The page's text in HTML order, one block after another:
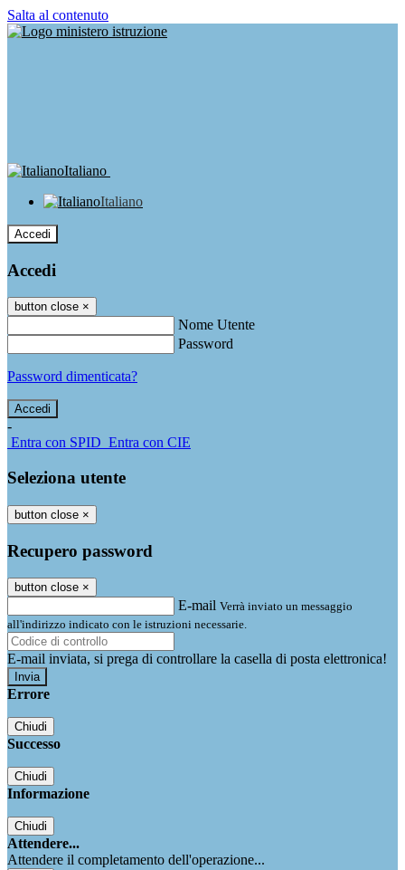
Salta al contenuto
Italiano
Italiano
Accedi
Accedi
button close ×
Nome Utente
Password
Password dimenticata?
-
Entra con SPID Entra con CIE
Seleziona utente
button close ×
Recupero password
button close ×
E-mail Verrà inviato un messaggio
all'indirizzo indicato con le istruzioni necessarie.
E-mail inviata, si prega di controllare la casella di posta elettronica!
Errore
Chiudi
Successo
Chiudi
Informazione
Chiudi
Attendere...
Attendere il completamento dell'operazione...